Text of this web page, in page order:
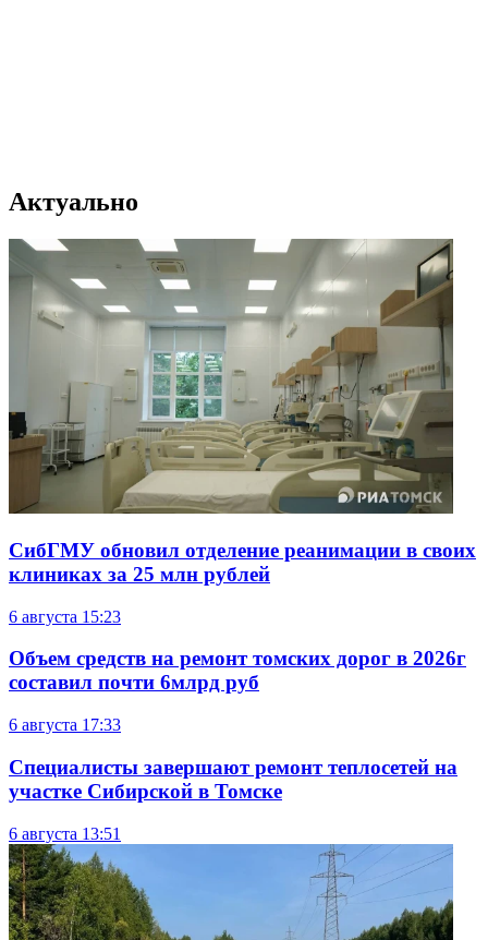
Актуально
СибГМУ обновил отделение реанимации в своих
клиниках за 25 млн рублей
6 августа 15:23
Объем средств на ремонт томских дорог в 2026г
составил почти 6млрд руб
6 августа 17:33
Специалисты завершают ремонт теплосетей на
участке Сибирской в Томске
6 августа 13:51